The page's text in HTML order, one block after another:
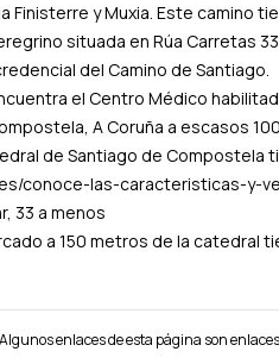
y Muxia. Este camino
situada en Rúa Carretas
del Camino de Santiago.
el Centro Médico
A Coruña a escasos
de Santiago de
conoce-las-caracteristicas-y-
33 a menos
a 150 metros de la catedral
Algunos enlaces de esta página son